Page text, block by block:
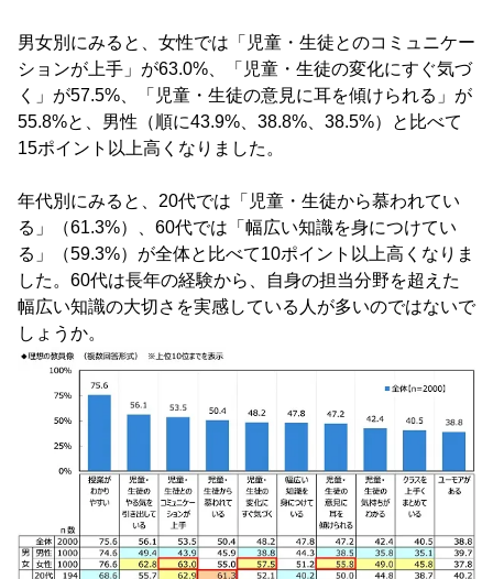
男女別にみると、女性では「児童・生徒とのコミュニケー
ションが上手」が63.0%、「児童・生徒の変化にすぐ気づ
く」が57.5%、「児童・生徒の意見に耳を傾けられる」が
55.8%と、男性（順に43.9%、38.8%、38.5%）と比べて
15ポイント以上高くなりました。
年代別にみると、20代では「児童・生徒から慕われてい
る」（61.3%）、60代では「幅広い知識を身につけてい
る」（59.3%）が全体と比べて10ポイント以上高くなりま
した。60代は長年の経験から、自身の担当分野を超えた
幅広い知識の大切さを実感している人が多いのではないで
しょうか。